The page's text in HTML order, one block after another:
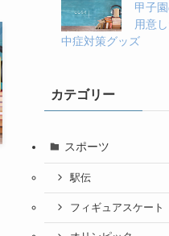
甲子
用意
中症対策グッズ
カテゴリー
スポーツ
駅伝
フィギュアスケート